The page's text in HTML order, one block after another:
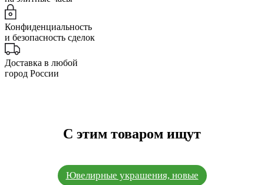
Конфиденциальность
и безопасность сделок
Доставка в любой
город России
С этим товаром ищут
Ювелирные украшения, новые